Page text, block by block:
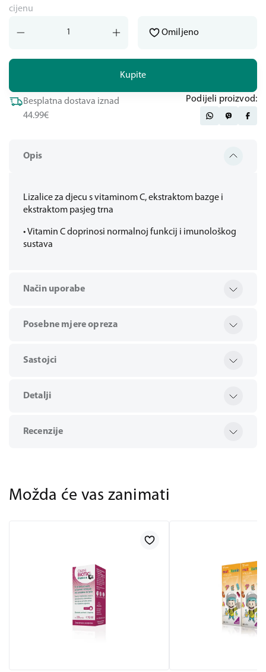
Opis
Lizalice za djecu s vitaminom C, ekstraktom bazge i
ekstraktom pasjeg trna
• Vitamin C doprinosi normalnoj funkcĳ i imunološkog
sustava
Način uporabe
Posebne mjere opreza
Sastojci
Detalji
Recenzije
cijenu
Kupite
Omiljeno
Besplatna dostava iznad
44.99€
Podijeli proizvod:
Možda će vas zanimati